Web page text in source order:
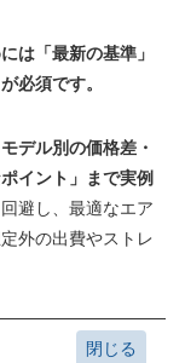
は「最新の基準」
必須です。
デル別の価格差・
イント」まで実例
避し、最適なエア
外の出費やストレ